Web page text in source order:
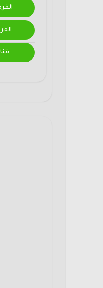
الفرض 2-
الفرض 1-